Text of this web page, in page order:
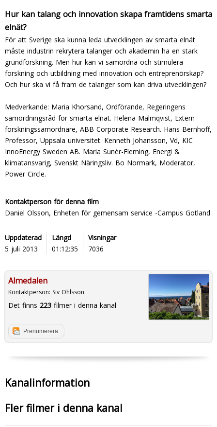
Hur kan talang och innovation skapa framtidens smarta
elnät?
För att Sverige ska kunna leda utvecklingen av smarta elnät
måste industrin rekrytera talanger och akademin ha en stark
grundforskning. Men hur kan vi samordna och stimulera
forskning och utbildning med innovation och entreprenörskap?
Och hur ska vi få fram de talanger som kan driva utvecklingen?
Medverkande: Maria Khorsand, Ordförande, Regeringens
samordningsråd för smarta elnät. Helena Malmqvist, Extern
forskningssamordnare, ABB Corporate Research. Hans Bernhoff,
Professor, Uppsala universitet. Kenneth Johansson, Vd, KIC
InnoEnergy Sweden AB. Maria Sunér-Fleming, Energi &
klimatansvarig, Svenskt Näringsliv. Bo Normark, Moderator,
Power Circle.
Kontaktperson för denna film
Daniel Olsson, Enheten för gemensam service -Campus Gotland
Uppdaterad
5 juli 2013
Längd
01:12:35
Visningar
7036
Almedalen
Kontaktperson: Siv Ohlsson
Det finns 223filmer i denna kanal
Prenumerera
Kanalinformation
Fler filmer i denna kanal